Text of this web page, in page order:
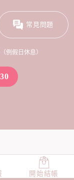
開始結帳
小編穿搭
常見問題
例假日休息）